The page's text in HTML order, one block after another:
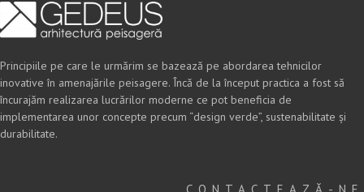
Principiile pe care le urmărim se bazează pe abordarea tehnicilor
inovative în amenajările peisagere. Încă de la început practica a fost să
încurajăm realizarea lucrărilor moderne ce pot beneficia de
implementarea unor concepte precum “design verde”, sustenabilitate și
durabilitate.